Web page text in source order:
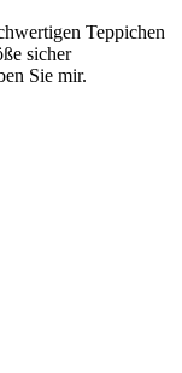
Teppichen
sicher
Sie mir.